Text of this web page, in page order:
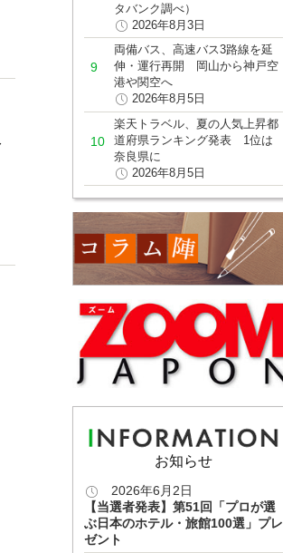
タバンク調べ）
2026年8月3日
両備バス、高速バス3路線を延
伸・運行再開 岡山から神戸空
港や関空へ
2026年8月5日
楽天トラベル、夏の人気上昇都
道府県ランキング発表 1位は
奈良県に
2026年8月5日
お知らせ
2026年6月2日
【当選者発表】第51回「プロが選
ぶ日本のホテル・旅館100選」プレ
ゼント